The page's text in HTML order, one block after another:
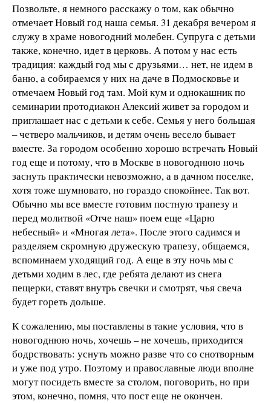
Позвольте, я немного расскажу о том, как обычно
отмечает Новый год наша семья. 31 декабря вечером я
служу в храме новогодний молебен. Супруга с детьми
также, конечно, идет в церковь. А потом у нас есть
традиция: каждый год мы с друзьями… нет, не идем в
баню, а собираемся у них на даче в Подмосковье и
отмечаем Новый год там. Мой кум и однокашник по
семинарии протодиакон Алексий живет за городом и
приглашает нас с детьми к себе. Семья у него большая
– четверо мальчиков, и детям очень весело бывает
вместе. За городом особенно хорошо встречать Новый
год еще и потому, что в Москве в новогоднюю ночь
заснуть практически невозможно, а в дачном поселке,
хотя тоже шумновато, но гораздо спокойнее. Так вот.
Обычно мы все вместе готовим постную трапезу и
перед молитвой «Отче наш» поем еще «Царю
небесный» и «Многая лета». После этого садимся и
разделяем скромную дружескую трапезу, общаемся,
вспоминаем уходящий год. А еще в эту ночь мы с
детьми ходим в лес, где ребята делают из снега
пещерки, ставят внутрь свечки и смотрят, чья свеча
будет гореть дольше.
К сожалению, мы поставлены в такие условия, что в
новогоднюю ночь, хочешь – не хочешь, приходится
бодрствовать: уснуть можно разве что со снотворным
и уже под утро. Поэтому и православные люди вполне
могут посидеть вместе за столом, поговорить, но при
этом, конечно, помня, что пост еще не окончен.